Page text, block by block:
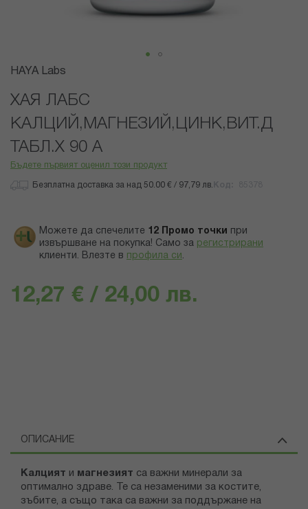
Преминете
началото
галерия
със
снимки
HAYA Labs
ХАЯ ЛАБС
КАЛЦИЙ,МАГНЕЗИЙ,ЦИНК,ВИТ.Д
ТАБЛ.Х 90 А
Бъдете първият оценил този продукт
Безплатна доставка за над 50.00 € / 97,79 лв.
Можете да спечелите 12 Промо точки
при
извършване на покупка! Само за регистрирани
клиенти. Влезте в профила си .
12,27 € / 24,00 лв.
ОПИСАНИЕ
Калцият и магнезият са важни минерали за
оптимално здраве. Те са незаменими за костите,
зъбите, а също така са важни за поддържане на